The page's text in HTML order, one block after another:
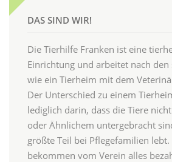
DAS SIND WIR!
Die Tierhilfe Franken ist eine
Einrichtung und arbeitet nach den
wie ein Tierheim mit dem
Der Unterschied zu einem
lediglich darin, dass die Tiere
oder Ähnlichem untergebracht
größte Teil bei Pflegefamilien lebt.
bekommen vom Verein alles